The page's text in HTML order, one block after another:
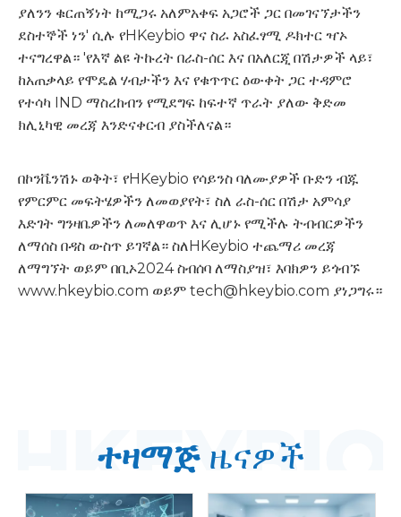
ያለንን ቁርጠኝነት ከሚጋሩ አለምአቀፍ አጋሮች ጋር በመገናኘታችን
ደስተኞች ነን' ሲሉ የHKeybio ዋና ስራ አስፈፃሚ ዶክተር ዣኦ
ተናግረዋል። 'የእኛ ልዩ ትኩረት በራስ-ሰር እና በአለርጂ በሽታዎች ላይ፣
ከአጠቃላይ የሞዴል ሃብታችን እና የቁጥጥር ዕውቀት ጋር ተዳምሮ
የተሳካ IND ማስረከብን የሚደግፍ ከፍተኛ ጥራት ያለው ቅድመ
ክሊኒካዊ መረጃ እንድናቀርብ ያስችለናል።
በኮንቬንሽኑ ወቅት፣ የHKeybio የሳይንስ ባለሙያዎች ቡድን ብጁ
የምርምር መፍትሄዎችን ለመወያየት፣ ስለ ራስ-ሰር በሽታ አምሳያ
እድገት ግንዛቤዎችን ለመለዋወጥ እና ሊሆኑ የሚችሉ ትብብርዎችን
ለማሰስ በዳስ ውስጥ ይገኛል። ስለHKeybio ተጨማሪ መረጃ
ለማግኘት ወይም በቢኦ2024 ስብሰባ ለማስያዝ፣ እባክዎን ይጎብኙ
www.hkeybio.com ወይም tech@hkeybio.com ያነጋግሩ።
ተዛማጅ ዜናዎች